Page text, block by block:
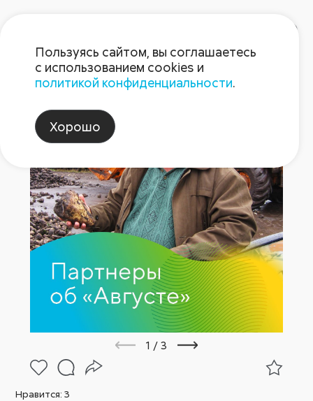
КФХ «Зоринское» Рязанской
1 / 3
Нравится:3
Пользуясь сайтом, вы соглашаетесь
с использованием cookies и
политикой конфиденциальности.
Хорошо